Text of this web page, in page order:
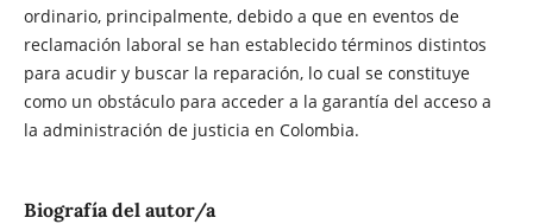
ordinario, principalmente, debido a que en eventos de
reclamación laboral se han establecido términos distintos
para acudir y buscar la reparación, lo cual se constituye
como un obstáculo para acceder a la garantía del acceso a
la administración de justicia en Colombia.
Biografía del autor/a